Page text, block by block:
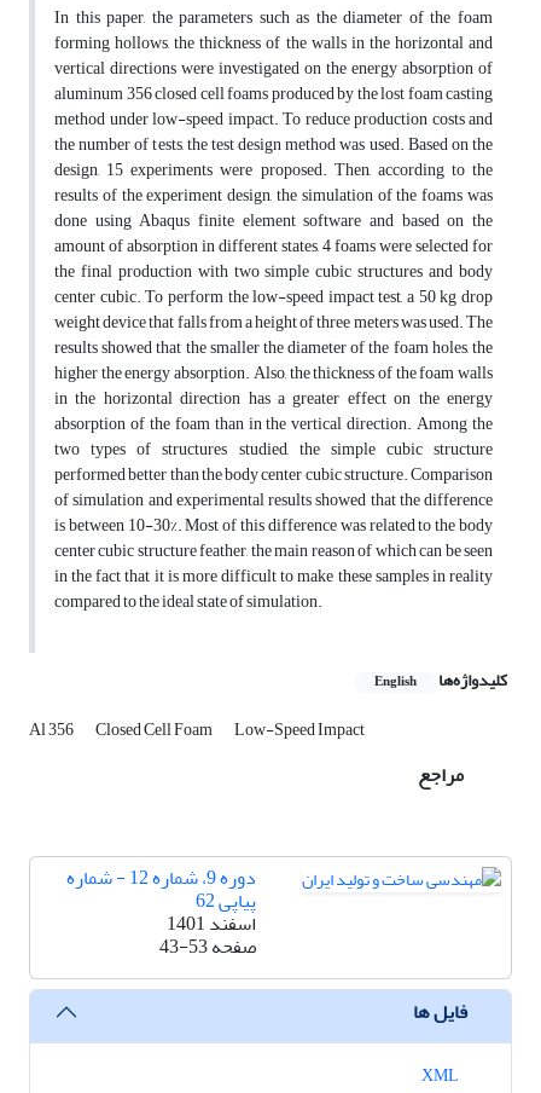
In this paper, the parameters such as the diameter of the foam
forming hollows, the thickness of the walls in the horizontal and
vertical directions were investigated on the energy absorption of
aluminum 356 closed cell foams produced by the lost foam casting
method under low-speed impact. To reduce production costs and
the number of tests, the test design method was used. Based on the
design, 15 experiments were proposed. Then, according to the
results of the experiment design, the simulation of the foams was
done using Abaqus finite element software and based on the
amount of absorption in different states, 4 foams were selected for
the final production with two simple cubic structures and body
center cubic. To perform the low-speed impact test, a 50 kg drop
weight device that falls from a height of three meters was used. The
results showed that the smaller the diameter of the foam holes, the
higher the energy absorption. Also, the thickness of the foam walls
in the horizontal direction has a greater effect on the energy
absorption of the foam than in the vertical direction. Among the
two types of structures studied, the simple cubic structure
performed better than the body center cubic structure. Comparison
of simulation and experimental results showed that the difference
is between 10-30%. Most of this difference was related to the body
center cubic structure feather, the main reason of which can be seen
in the fact that it is more difficult to make these samples in reality
compared to the ideal state of simulation.
کلیدواژه‌ها English
Al 356 Closed Cell Foam Low-Speed Impact
مراجع
دوره 9، شماره 12 - شماره
پیاپی 62
اسفند 1401
صفحه43-53
فایل ها